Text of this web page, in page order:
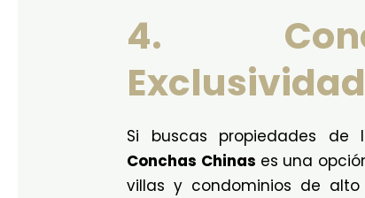
4.
Si buscas propiedades de
Conchas Chinas es una
villas y condominios de